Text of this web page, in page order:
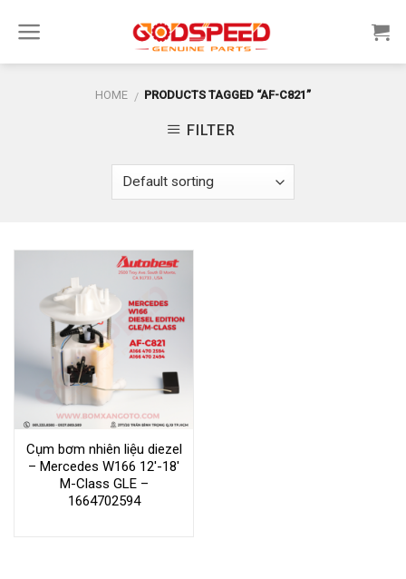
HOME / PRODUCTS TAGGED “AF-C821”
FILTER
Cụm bơm nhiên liệu diezel
– Mercedes W166 12′-18′
M-Class GLE –
1664702594